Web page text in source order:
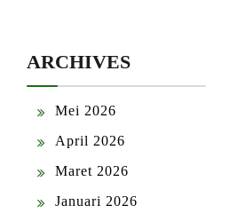
ARCHIVES
Mei 2026
April 2026
Maret 2026
Januari 2026